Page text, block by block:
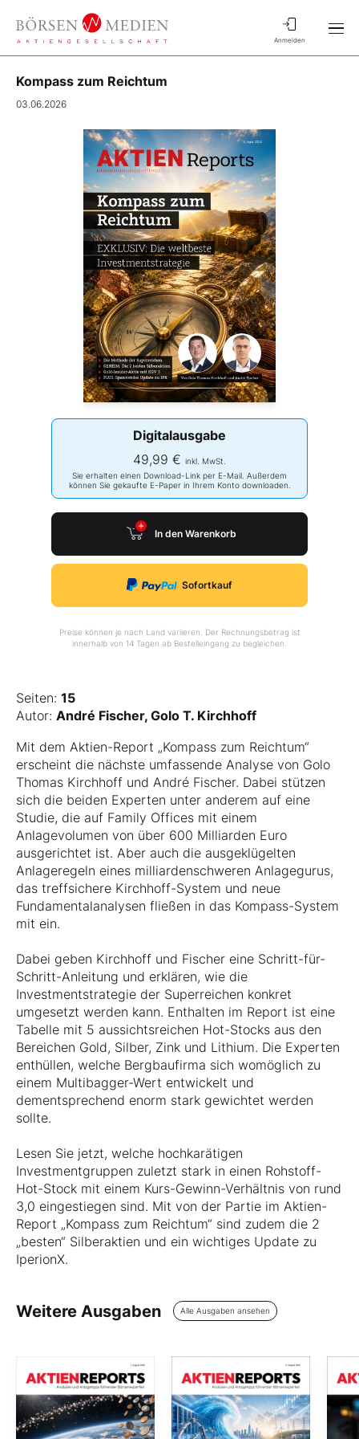
Anmelden
Kompass zum Reichtum
03.06.2026
Digitalausgabe
49,99 € inkl. MwSt.
Sie erhalten einen Download-Link per E-Mail. Außerdem
können Sie gekaufte E-Paper in Ihrem Konto downloaden.
In den Warenkorb
Sofortkauf
Preise können je nach Land variieren. Der Rechnungsbetrag ist
innerhalb von 14 Tagen ab Bestelleingang zu begleichen.
Seiten: 15
Autor: André Fischer, Golo T. Kirchhoff
Mit dem Aktien-Report „Kompass zum Reichtum“
erscheint die nächste umfassende Analyse von Golo
Thomas Kirchhoff und André Fischer. Dabei stützen
sich die beiden Experten unter anderem auf eine
Studie, die auf Family Offices mit einem
Anlagevolumen von über 600 Milliarden Euro
ausgerichtet ist. Aber auch die ausgeklügelten
Anlageregeln eines milliardenschweren Anlagegurus,
das treffsichere Kirchhoff-System und neue
Fundamentalanalysen fließen in das Kompass-System
mit ein.
Dabei geben Kirchhoff und Fischer eine Schritt-für-
Schritt-Anleitung und erklären, wie die
Investmentstrategie der Superreichen konkret
umgesetzt werden kann. Enthalten im Report ist eine
Tabelle mit 5 aussichtsreichen Hot-Stocks aus den
Bereichen Gold, Silber, Zink und Lithium. Die Experten
enthüllen, welche Bergbaufirma sich womöglich zu
einem Multibagger-Wert entwickelt und
dementsprechend enorm stark gewichtet werden
sollte.
Lesen Sie jetzt, welche hochkarätigen
Investmentgruppen zuletzt stark in einen Rohstoff-
Hot-Stock mit einem Kurs-Gewinn-Verhältnis von rund
3,0 eingestiegen sind. Mit von der Partie im Aktien-
Report „Kompass zum Reichtum“ sind zudem die 2
„besten“ Silberaktien und ein wichtiges Update zu
IperionX.
Weitere Ausgaben Alle Ausgaben ansehen